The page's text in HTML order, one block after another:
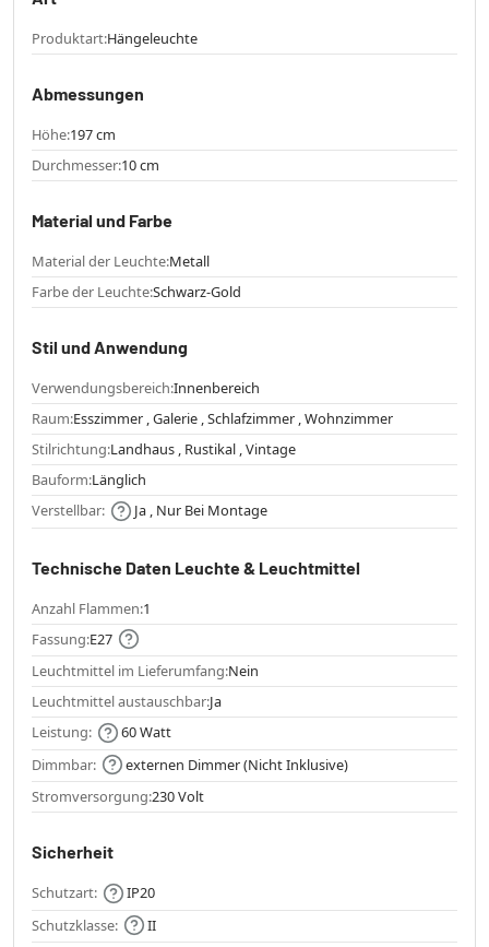
Produktart:Hängeleuchte
Abmessungen
Höhe:197 cm
Durchmesser:10 cm
Material und Farbe
Material der Leuchte:Metall
Farbe der Leuchte:Schwarz-Gold
Stil und Anwendung
Verwendungsbereich:Innenbereich
Raum:Esszimmer , Galerie , Schlafzimmer , Wohnzimmer
Stilrichtung:Landhaus , Rustikal , Vintage
Bauform:Länglich
Verstellbar:
Ja , Nur Bei Montage
Technische Daten Leuchte & Leuchtmittel
Anzahl Flammen:1
Fassung:E27
Leuchtmittel im Lieferumfang:Nein
Leuchtmittel austauschbar:Ja
Leistung:
60 Watt
Dimmbar:
externen Dimmer (Nicht Inklusive)
Stromversorgung:230 Volt
Sicherheit
Schutzart:
IP20
Schutzklasse:
II